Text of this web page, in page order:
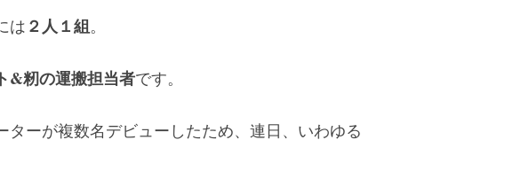
は ２人１組。
&籾の運搬担当者です。
ターが複数名デビューしたため、連日、いわゆる